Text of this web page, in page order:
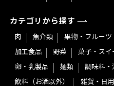
カテゴリから探す
肉 魚介類 果物・フルーツ
加工食品
野菜
菓子・スイ
卵・乳製品
麺類 調味料・
飲料（お酒以外）
雑貨・日